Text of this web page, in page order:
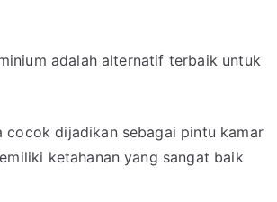
adalah alternatif terbaik untuk
cocok dijadikan sebagai pintu kamar
ketahanan yang sangat baik